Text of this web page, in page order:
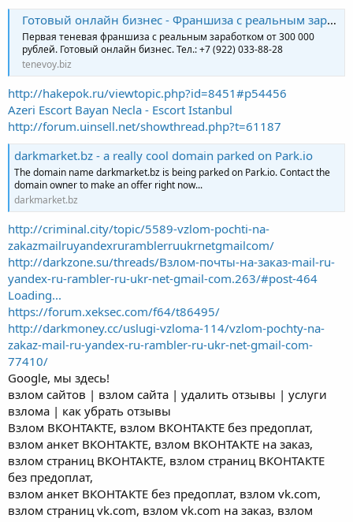
Готовый онлайн бизнес - Франшиза с реальным заработком
Первая теневая франшиза с реальным заработком от 300 000
рублей. Готовый онлайн бизнес. Тел.: +7 (922) 033-88-28
tenevoy.biz
http://hakepok.ru/viewtopic.php?id=8451#p54456
Azeri Escort Bayan Necla - Escort Istanbul
http://forum.uinsell.net/showthread.php?t=61187
darkmarket.bz - a really cool domain parked on Park.io
The domain name darkmarket.bz is being parked on Park.io. Contact the
domain owner to make an offer right now...
darkmarket.bz
http://criminal.city/topic/5589-vzlom-pochti-na-
zakazmailruyandexruramblerruukrnetgmailcom/
http://darkzone.su/threads/Взлом-почты-на-заказ-mail-ru-
yandex-ru-rambler-ru-ukr-net-gmail-com.263/#post-464
Loading...
https://forum.xeksec.com/f64/t86495/
http://darkmoney.cc/uslugi-vzloma-114/vzlom-pochty-na-
zakaz-mail-ru-yandex-ru-rambler-ru-ukr-net-gmail-com-
77410/
Google, мы здесь!
взлом сайтов | взлом сайта | удалить отзывы | услуги
взлома | как убрать отзывы
Взлом ВКОНТАКТЕ, взлом ВКОНТАКТЕ без предоплат,
взлом анкет ВКОНТАКТЕ, взлом ВКОНТАКТЕ на заказ,
взлом страниц ВКОНТАКТЕ, взлом страниц ВКОНТАКТЕ
без предоплат,
взлом анкет ВКОНТАКТЕ без предоплат, взлом vk.com,
взлом страниц vk.com, взлом vk.com на заказ, взлом